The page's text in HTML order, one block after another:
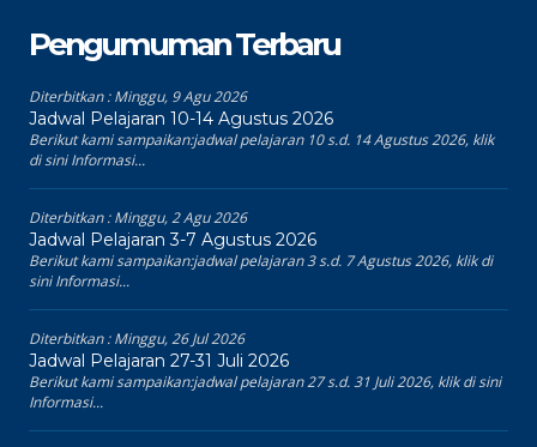
Pengumuman Terbaru
Diterbitkan :Minggu, 9 Agu 2026
Jadwal Pelajaran 10-14 Agustus 2026
Berikut kami sampaikan:jadwal pelajaran 10 s.d. 14 Agustus 2026, klik
di sini Informasi...
Diterbitkan :Minggu, 2 Agu 2026
Jadwal Pelajaran 3-7 Agustus 2026
Berikut kami sampaikan:jadwal pelajaran 3 s.d. 7 Agustus 2026, klik di
sini Informasi...
Diterbitkan :Minggu, 26 Jul 2026
Jadwal Pelajaran 27-31 Juli 2026
Berikut kami sampaikan:jadwal pelajaran 27 s.d. 31 Juli 2026, klik di sini
Informasi...